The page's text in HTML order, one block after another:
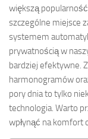
większą
szczególne miejsce
systemem
prywatnością w
bardziej efektywne.
harmonogramów
pory dnia to tylko
technologia. Warto
wpłynąć na komfort